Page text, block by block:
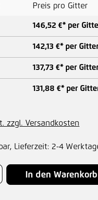
Preis pro Gitter
146,52 €* per
142,13 €* per
137,73 €* per
131,88 €* per
zzgl. Versandkosten
Lieferzeit: 2-4
Gib den
In den Warenkorb